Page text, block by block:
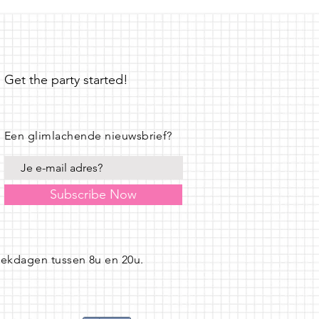
Get the party started!
tussen 8u en 20u.
Een glimlachende nieuwsbrief?
Subscribe Now